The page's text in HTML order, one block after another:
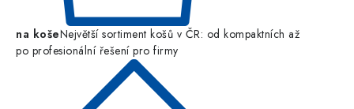
na košeNejvětší sortiment košů v ČR: od kompaktních až
po profesionální řešení pro firmy